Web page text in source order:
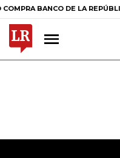
DE LA REPÚBLICA $